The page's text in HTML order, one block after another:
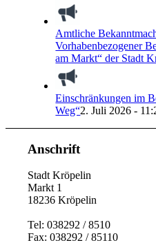
Amtliche
Vorhabenbezogener
am Markt“ der Stadt
Einschränkungen im
Weg“2. Juli 2026 -
Anschrift
Stadt Kröpelin
Markt 1
18236 Kröpelin
Tel: 038292 / 8510
Fax: 038292 / 85110